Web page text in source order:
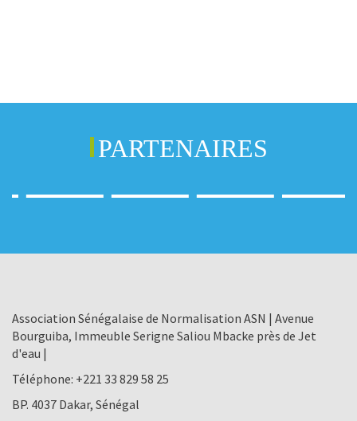
PARTENAIRES
Association Sénégalaise de Normalisation ASN | Avenue
Bourguiba, Immeuble Serigne Saliou Mbacke près de Jet
d'eau |
Téléphone: +221 33 829 58 25
BP. 4037 Dakar, Sénégal